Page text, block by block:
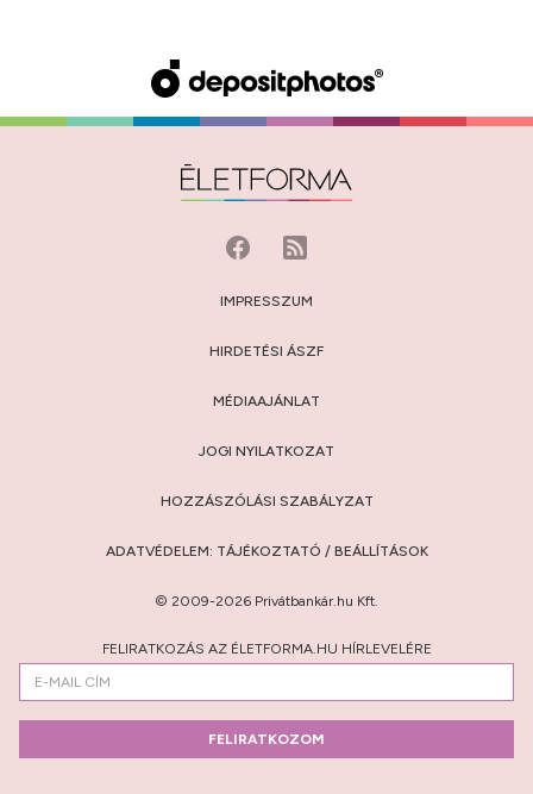
IMPRESSZUM
HIRDETÉSI ÁSZF
MÉDIAAJÁNLAT
JOGI NYILATKOZAT
HOZZÁSZÓLÁSI SZABÁLYZAT
ADATVÉDELEM: TÁJÉKOZTATÓ / BEÁLLÍTÁSOK
© 2009-2026 Privátbankár.hu Kft.
FELIRATKOZÁS AZ ÉLETFORMA.HU HÍRLEVELÉRE
FELIRATKOZOM